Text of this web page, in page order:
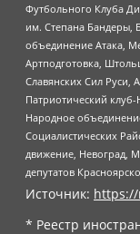
Футбольного Клуба
им. Степана Бандеры,
объединение Атака,
Артподготовка,
Славянских Сил Руси,
Патриотический
Народное
Социалистических
движение, Невоград,
депутатов
Источник:
* Реестр